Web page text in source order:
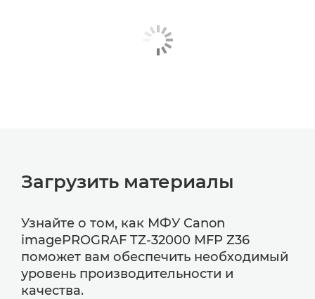
Загрузить материалы
Узнайте о том, как МФУ Canon
imagePROGRAF TZ-32000 MFP Z36
поможет вам обеспечить необходимый
уровень производительности и
качества.